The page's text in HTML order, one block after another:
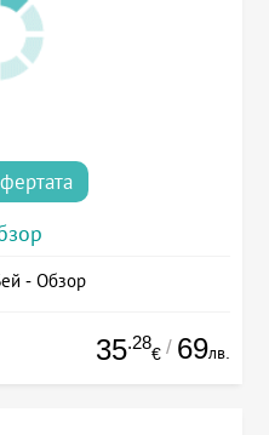
- Обзор
35.28
€ / 69лв.